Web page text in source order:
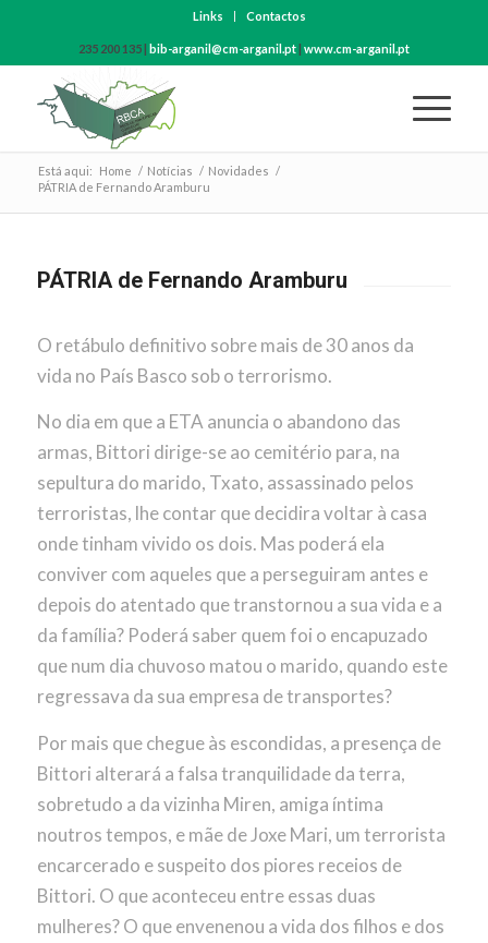
Links Contactos
235 200 135 | bib-arganil@cm-arganil.pt| www.cm-arganil.pt
Está aqui: Home / Notícias / Novidades /
PÁTRIA de Fernando Aramburu
PÁTRIA de Fernando Aramburu
O retábulo definitivo sobre mais de 30 anos da
vida no País Basco sob o terrorismo.
No dia em que a ETA anuncia o abandono das
armas, Bittori dirige-se ao cemitério para, na
sepultura do marido, Txato, assassinado pelos
terroristas, lhe contar que decidira voltar à casa
onde tinham vivido os dois. Mas poderá ela
conviver com aqueles que a perseguiram antes e
depois do atentado que transtornou a sua vida e a
da família? Poderá saber quem foi o encapuzado
que num dia chuvoso matou o marido, quando este
regressava da sua empresa de transportes?
Por mais que chegue às escondidas, a presença de
Bittori alterará a falsa tranquilidade da terra,
sobretudo a da vizinha Miren, amiga íntima
noutros tempos, e mãe de Joxe Mari, um terrorista
encarcerado e suspeito dos piores receios de
Bittori. O que aconteceu entre essas duas
mulheres? O que envenenou a vida dos filhos e dos